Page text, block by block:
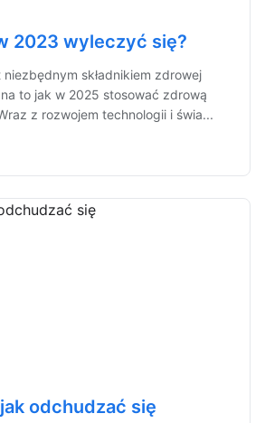
2023 wyleczyć się?
niezbędnym składnikiem zdrowej
to jak w 2025 stosować zdrową
z rozwojem technologii i świa...
odchudzać się